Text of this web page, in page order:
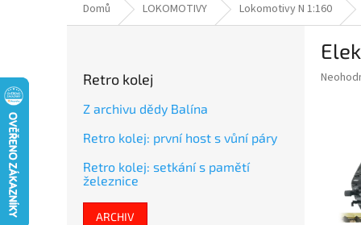
Domů
LOKOMOTIVY Lokomotivy N 1:160
Retro kolej
Z archivu dědy Balína
Retro kolej: první host s vůní páry
Retro kolej: setkání s pamětí
železnice
ARCHIV